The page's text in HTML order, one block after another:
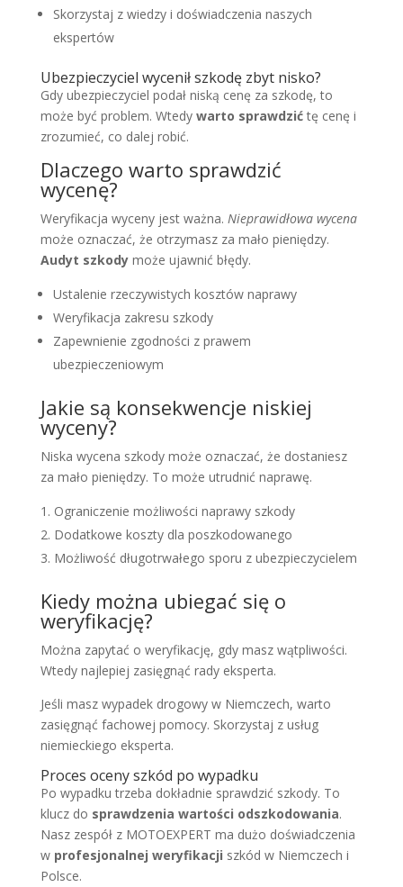
Skorzystaj z wiedzy i doświadczenia naszych
ekspertów
Ubezpieczyciel wycenił szkodę zbyt nisko?
Gdy ubezpieczyciel podał niską cenę za szkodę, to
może być problem. Wtedy warto sprawdzićtę cenę i
zrozumieć, co dalej robić.
Dlaczego warto sprawdzić
wycenę?
Weryfikacja wyceny jest ważna. Nieprawidłowa wycena
może oznaczać, że otrzymasz za mało pieniędzy.
Audyt szkodymoże ujawnić błędy.
Ustalenie rzeczywistych kosztów naprawy
Weryfikacja zakresu szkody
Zapewnienie zgodności z prawem
ubezpieczeniowym
Jakie są konsekwencje niskiej
wyceny?
Niska wycena szkody może oznaczać, że dostaniesz
za mało pieniędzy. To może utrudnić naprawę.
Ograniczenie możliwości naprawy szkody
Dodatkowe koszty dla poszkodowanego
Możliwość długotrwałego sporu z ubezpieczycielem
Kiedy można ubiegać się o
weryfikację?
Można zapytać o weryfikację, gdy masz wątpliwości.
Wtedy najlepiej zasięgnąć rady eksperta.
Jeśli masz wypadek drogowy w Niemczech, warto
zasięgnąć fachowej pomocy. Skorzystaj z usług
niemieckiego eksperta.
Proces oceny szkód po wypadku
Po wypadku trzeba dokładnie sprawdzić szkody. To
klucz do sprawdzenia wartości odszkodowania.
Nasz zespół z MOTOEXPERT ma dużo doświadczenia
w profesjonalnej weryfikacji szkód w Niemczech i
Polsce.